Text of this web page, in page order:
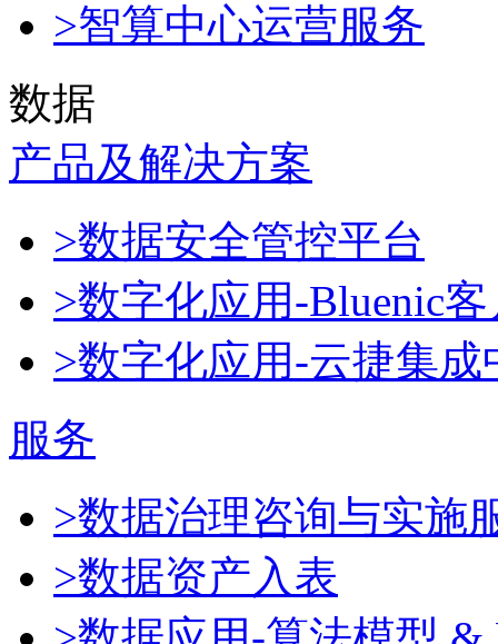
>智算中心运营服务
数据
产品及解决方案
>数据安全管控平台
>数字化应用-Bluenic
>数字化应用-云捷集成
服务
>数据治理咨询与实施
>数据资产入表